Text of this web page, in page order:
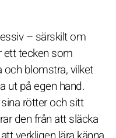
– särskilt om
ett tecken som
och blomstra, vilket
ut på egen hand.
rötter och sitt
den från att släcka